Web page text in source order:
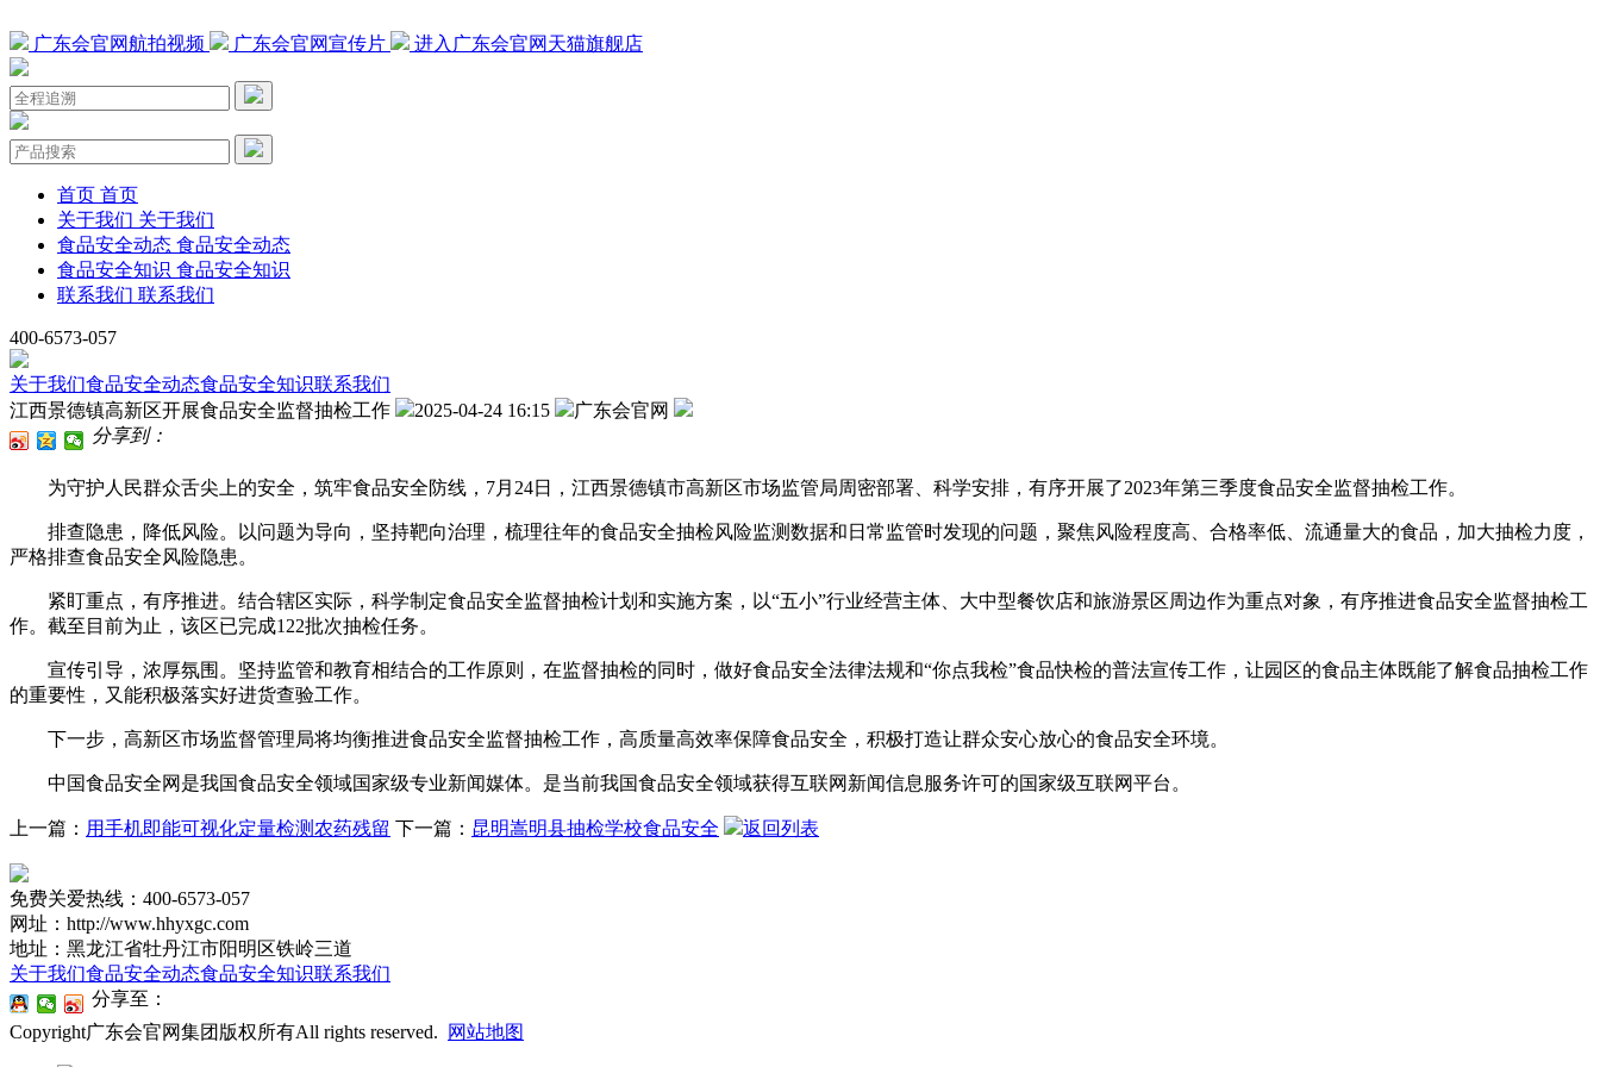
广东会官网航拍视频 广东会官网宣传片 进入广东会官网天猫旗舰店
首页 首页
关于我们 关于我们
食品安全动态 食品安全动态
食品安全知识 食品安全知识
联系我们 联系我们
400-6573-057
关于我们食品安全动态食品安全知识联系我们
江西景德镇高新区开展食品安全监督抽检工作
2025-04-24 16:15
广东会官网
分享到：
为守护人民群众舌尖上的安全，筑牢食品安全防线，7月24日，江西景德镇市高新区市场监管局周密部署、科学安排，有序开展了2023年第三季度食品安全监督抽检工作。
排查隐患，降低风险。以问题为导向，坚持靶向治理，梳理往年的食品安全抽检风险监测数据和日常监管时发现的问题，聚焦风险程度高、合格率低、流通量大的食品，加大抽检力度，
严格排查食品安全风险隐患。
紧盯重点，有序推进。结合辖区实际，科学制定食品安全监督抽检计划和实施方案，以“五小”行业经营主体、大中型餐饮店和旅游景区周边作为重点对象，有序推进食品安全监督抽检工
作。截至目前为止，该区已完成122批次抽检任务。
宣传引导，浓厚氛围。坚持监管和教育相结合的工作原则，在监督抽检的同时，做好食品安全法律法规和“你点我检”食品快检的普法宣传工作，让园区的食品主体既能了解食品抽检工作
的重要性，又能积极落实好进货查验工作。
下一步，高新区市场监督管理局将均衡推进食品安全监督抽检工作，高质量高效率保障食品安全，积极打造让群众安心放心的食品安全环境。
中国食品安全网是我国食品安全领域国家级专业新闻媒体。是当前我国食品安全领域获得互联网新闻信息服务许可的国家级互联网平台。
上一篇： 用手机即能可视化定量检测农药残留 下一篇： 昆明嵩明县抽检学校食品安全 返回列表
免费关爱热线：400-6573-057
网址：http://www.hhyxgc.com
地址：黑龙江省牡丹江市阳明区铁岭三道
关于我们食品安全动态食品安全知识联系我们
分享至：
Copyright广东会官网集团版权所有All rights reserved.
网站地图